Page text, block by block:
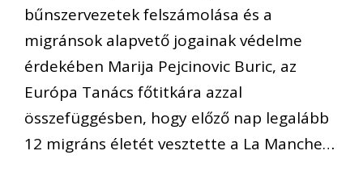
bűnszervezetek felszámolása és a
migránsok alapvető jogainak védelme
érdekében Marija Pejcinovic Buric, az
Európa Tanács főtitkára azzal
összefüggésben, hogy előző nap legalább
12 migráns életét vesztette a La Manche…